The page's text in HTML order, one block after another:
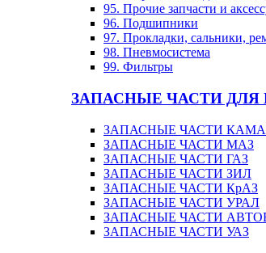
95. Прочие запчасти и
96. Подшипники
97. Прокладки, сальники,
98. Пневмосистема
99. Фильтры
ЗАПАСНЫЕ ЧАСТИ ДЛЯ
ЗАПАСНЫЕ ЧАСТИ
ЗАПАСНЫЕ ЧАСТИ МАЗ
ЗАПАСНЫЕ ЧАСТИ ГАЗ
ЗАПАСНЫЕ ЧАСТИ ЗИЛ
ЗАПАСНЫЕ ЧАСТИ КрАЗ
ЗАПАСНЫЕ ЧАСТИ УРАЛ
ЗАПАСНЫЕ ЧАСТИ
ЗАПАСНЫЕ ЧАСТИ УАЗ